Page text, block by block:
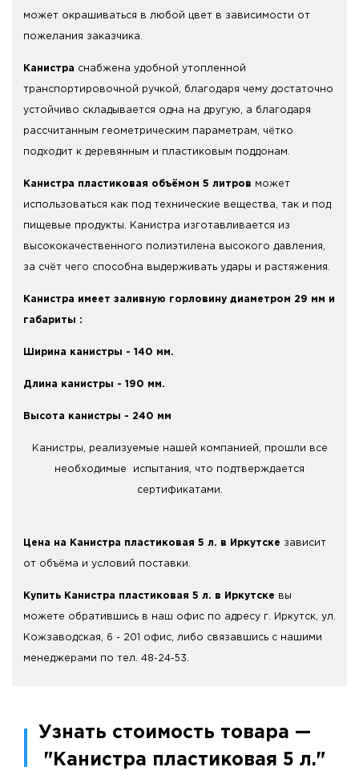
может окрашиваться в любой цвет в зависимости от
пожелания заказчика.
Канистра снабжена удобной утопленной
транспортировочной ручкой, благодаря чему достаточно
устойчиво складывается одна на другую, а благодаря
рассчитанным геометрическим параметрам, чётко
подходит к деревянным и пластиковым поддонам.
Канистра пластиковая объёмом 5 литров может
использоваться как под технические вещества, так и под
пищевые продукты. Канистра изготавливается из
высококачественного полиэтилена высокого давления,
за счёт чего способна выдерживать удары и растяжения.
Канистра имеет заливную горловину диаметром 29 мм и
габариты :
Ширина канистры - 140 мм.
Длина канистры - 190 мм.
Высота канистры - 240 мм
Канистры, реализуемые нашей компанией, прошли все
необходимые испытания, что подтверждается
сертификатами.
Цена на Канистра пластиковая 5 л. в Иркутске зависит
от объёма и условий поставки.
Купить Канистра пластиковая 5 л. в Иркутске вы
можете обратившись в наш офис по адресу г. Иркутск, ул.
Кожзаводская, 6 - 201 офис, либо связавшись с нашими
менеджерами по тел. 48-24-53.
Узнать стоимость товара —
"Канистра пластиковая 5 л."